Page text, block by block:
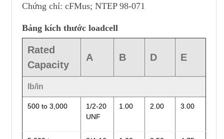
Chứng chỉ: cFMus; NTEP 98-071
Bảng kích thước loadcell
Rated
Capacity
A B D E
lb/in
500 to 3,000
1/2-20
UNF
1.00 2.00 3.00